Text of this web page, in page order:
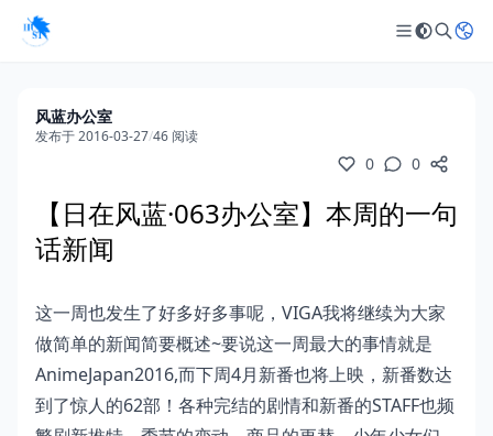
风蓝办公室
发布于 2016-03-27/46 阅读
0 0
【日在风蓝·063办公室】本周的一句
话新闻
这一周也发生了好多好多事呢，VIGA我将继续为大家
做简单的新闻简要概述~要说这一周最大的事情就是
AnimeJapan2016,而下周4月新番也将上映，新番数达
到了惊人的62部！各种完结的剧情和新番的STAFF也频